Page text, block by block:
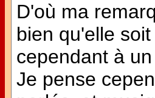
D'où ma
bien qu'elle
cependant à
Je pense